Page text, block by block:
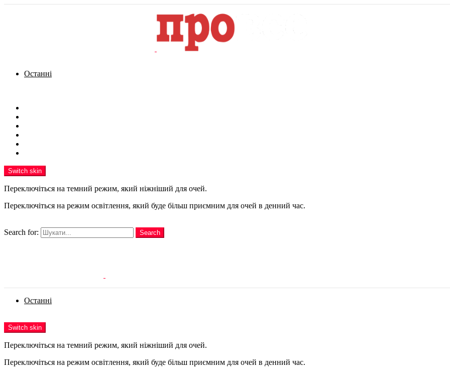
Останні
Switch skin
Переключіться на темний режим, який ніжніший для очей.
Переключіться на режим освітлення, який буде більш приємним для очей в денний час.
Search for:
Search
Останні
Switch skin
Переключіться на темний режим, який ніжніший для очей.
Переключіться на режим освітлення, який буде більш приємним для очей в денний час.